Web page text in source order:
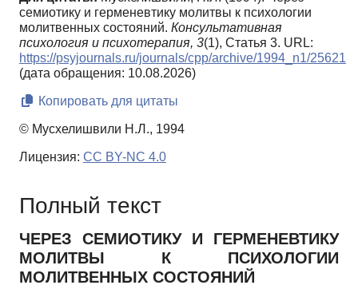
семиотику и герменевтику молитвы к психологии
молитвенных состояний. Консультативная
психология и психотерапия, 3(1), Статья 3. URL:
https://psyjournals.ru/journals/cpp/archive/1994_n1/25621
(дата обращения: 10.08.2026)
Копировать для цитаты
© Мусхелишвили Н.Л., 1994
Лицензия: CC BY-NC 4.0
Полный текст
ЧЕРЕЗ СЕМИОТИКУ И ГЕРМЕНЕВТИКУ
МОЛИТВЫ К ПСИХОЛОГИИ
МОЛИТВЕННЫХ СОСТОЯНИЙ